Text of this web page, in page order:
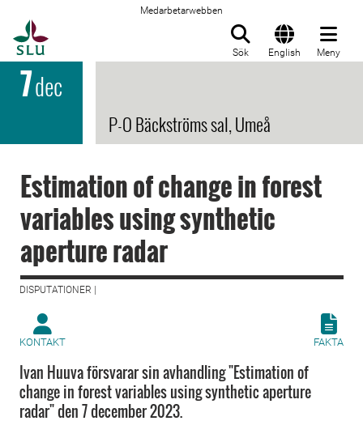
Medarbetarwebben
Sök English Meny
7dec
P-O Bäckströms sal, Umeå
Estimation of change in forest
variables using synthetic
aperture radar
DISPUTATIONER |
KONTAKT FAKTA
Ivan Huuva försvarar sin avhandling "Estimation of
change in forest variables using synthetic aperture
radar" den 7 december 2023.